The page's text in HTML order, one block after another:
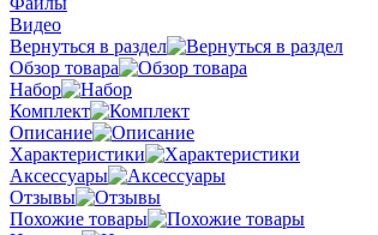
Видео
Вернуться в раздел
Обзор товара
Набор
Комплект
Описание
Характеристики
Аксессуары
Отзывы
Похожие товары